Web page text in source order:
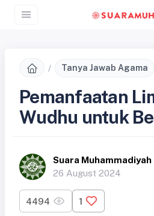
Tanya Jawab Agama
Pemanfaatan
Wudhu untuk
Suara Muhammadiyah
26 August 2024
4494 1